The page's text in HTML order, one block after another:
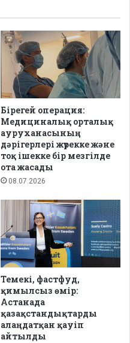
Бірегей операция:
Медициналық орталық
ауруханасының
дәрігерлері жүрекке және
тоқ ішекке бір мезгілде
ота жасады
08.07.2026
Темекі, фастфуд,
қимылсыз өмір:
Астанада
қазақстандықтарды
алаңдатқан қауіп
айтылды